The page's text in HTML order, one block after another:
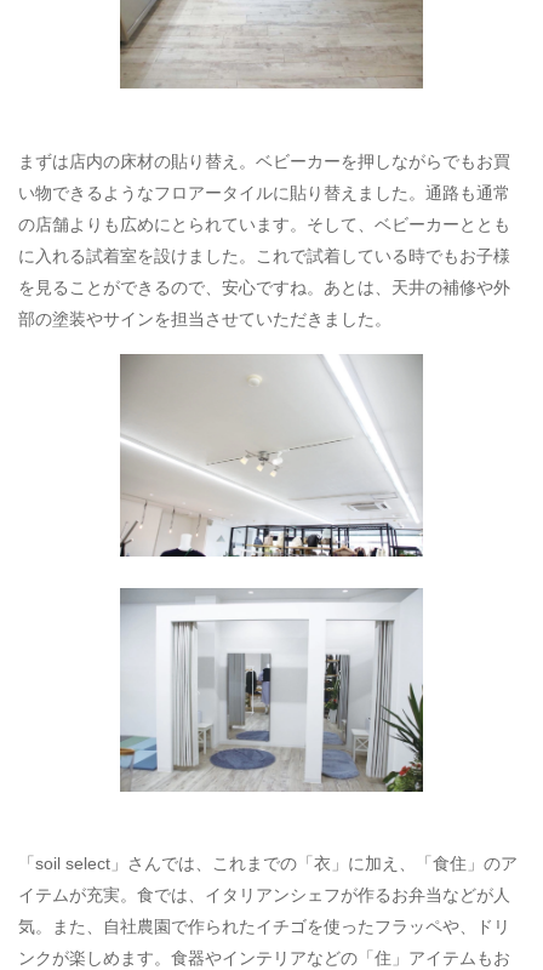
まずは店内の床材の貼り替え。ベビーカーを押しながらでもお買
い物できるようなフロアータイルに貼り替えました。通路も通常
の店舗よりも広めにとられています。そして、ベビーカーととも
に入れる試着室を設けました。これで試着している時でもお子様
を見ることができるので、安心ですね。あとは、天井の補修や外
部の塗装やサインを担当させていただきました。
「soil select」さんでは、これまでの「衣」に加え、「食住」のア
イテムが充実。食では、イタリアンシェフが作るお弁当などが人
気。また、自社農園で作られたイチゴを使ったフラッペや、ドリ
ンクが楽しめます。食器やインテリアなどの「住」アイテムもお